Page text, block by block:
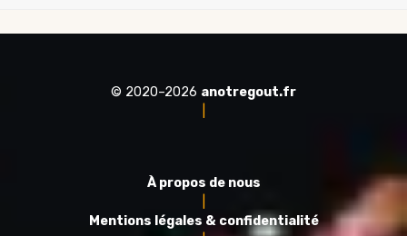
© 2020–2026 anotregout.fr
À propos de nous
Mentions légales & confidentialité